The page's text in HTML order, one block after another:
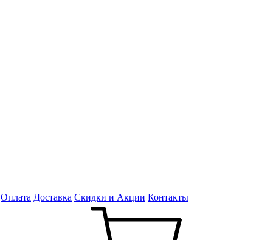
Оплата Доставка Скидки и Акции Контакты